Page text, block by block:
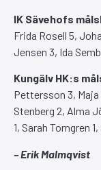
IK Sävehofs
Frida Rosell 5,
Jensen 3, Ida
Kungälv HK:s
Pettersson 3, Maja
Stenberg 2, Alma
1, Sarah Torngren
– Erik Malmqvist